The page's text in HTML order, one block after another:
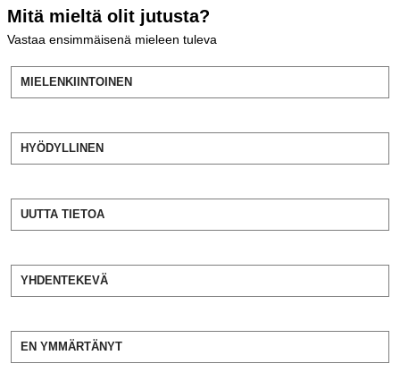
Mitä mieltä olit jutusta?
Vastaa ensimmäisenä mieleen tuleva
MIELENKIINTOINEN
HYÖDYLLINEN
UUTTA TIETOA
YHDENTEKEVÄ
EN YMMÄRTÄNYT